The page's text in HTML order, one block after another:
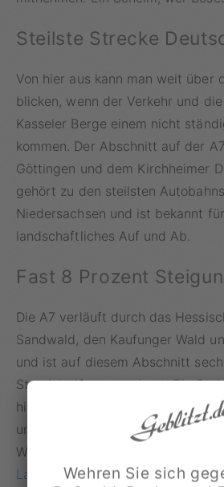
Steilste Strecke
Von hier aus kann man weit über
blicken, wenn der Verkehr und
Kasseler Berge einem nicht
kommen. Der Abschnitt auf der
Göttingen und dem Kirchheimer
gehört zu den steilsten
Niedersachsen und ist bekannt
landschaftliches Auf und Ab.
Fast 8 Prozent
Die A7 verläuft durch das
Sandwald, den Kaufunger Wald
und ist auf diesem Abschnitt
Standstreifen ausgebaut. Die
hier bis zu sieben, stellenweise
ungewöhnlich für deutsche
Winter sorgt das für Probleme.
Lastwagenführen zu Staus, und
Wehren Sie sich